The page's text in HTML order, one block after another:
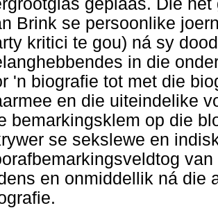
Brink se persoonlike
kritici te gou) ná sy
in die
'n biografie tot met die
en die uiteindelike
bemarkingsklem op die
se sekslewe en
en onmiddellik ná die